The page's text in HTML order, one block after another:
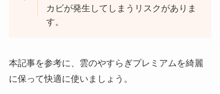
カビが発生してしまうリスクがありま
す。
本記事を参考に、雲のやすらぎプレミアムを綺麗
に保って快適に使いましょう。